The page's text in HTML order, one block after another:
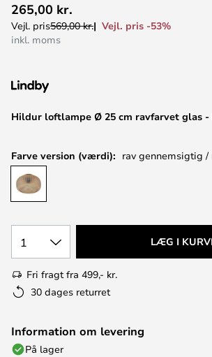
til
starten
Hildur loftlampe Ø 25 cm ravfarvet glas -
265,00 kr.
Vejl. pris569,00 kr.
Vejl. pris -53%
inkl. moms
Farve version (værdi): rav gennemsigtig /
1 LÆG I
Fri fragt fra 499,- kr.
30 dages returret
Information om levering
På lager